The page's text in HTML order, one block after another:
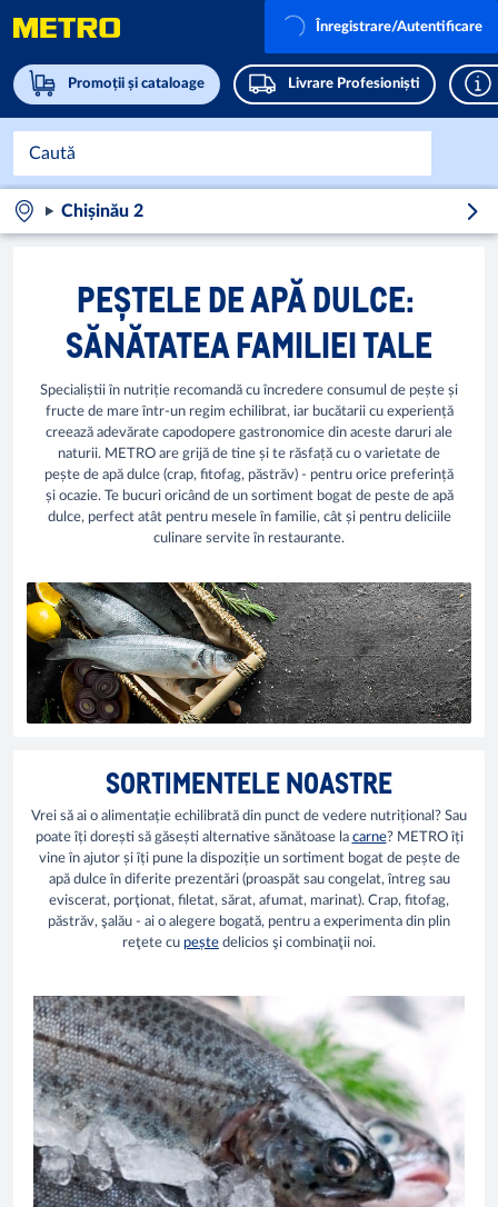
Promoții și cataloage Livrare Profesioniști
Înregistrare/Autentificare
Chișinău 2
PEȘTELE DE APĂ DULCE:
SĂNĂTATEA FAMILIEI TALE
Specialiștii în nutriție recomandă cu încredere consumul de pește și
fructe de mare într-un regim echilibrat, iar bucătarii cu experiență
creează adevărate capodopere gastronomice din aceste daruri ale
naturii. METRO are grijă de tine și te răsfață cu o varietate de
pește de apă dulce (crap, fitofag, păstrăv) - pentru orice preferință
și ocazie. Te bucuri oricând de un sortiment bogat de peste de apă
dulce, perfect atât pentru mesele în familie, cât și pentru deliciile
culinare servite în restaurante.
SORTIMENTELE NOASTRE
Vrei să ai o alimentație echilibrată din punct de vedere nutrițional? Sau
poate îți dorești să găsești alternative sănătoase la carne? METRO îți
vine în ajutor și îți pune la dispoziție un sortiment bogat de pește de
apă dulce în diferite prezentări (proaspăt sau congelat, întreg sau
eviscerat, porţionat, filetat, sărat, afumat, marinat). Crap, fitofag,
păstrăv, şalău - ai o alegere bogată, pentru a experimenta din plin
reţete cu pește delicios şi combinaţii noi.